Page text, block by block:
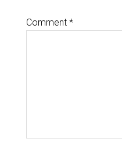
Comment *